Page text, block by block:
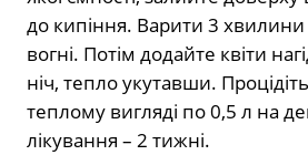
до кипіння. Варити 3
вогні. Потім додайте квіти
ніч, тепло укутавши.
теплому вигляді по 0,5 л на
лікування – 2 тижні.